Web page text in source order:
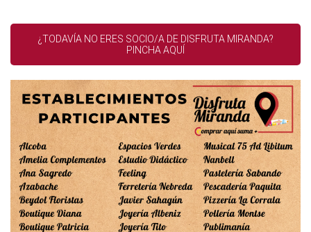
¿TODAVÍA NO ERES SOCIO/A DE DISFRUTA MIRANDA?
PINCHA AQUÍ